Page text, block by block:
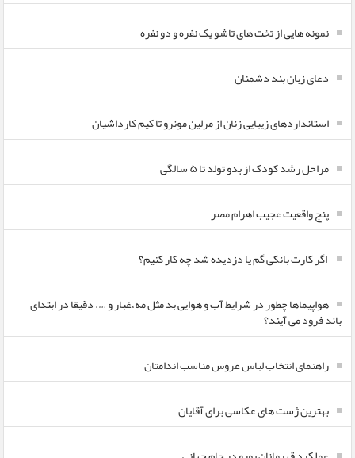
نمونه هایی از تخت های تاشو یک نفره و دو نفره
دعای زبان بند دشمنان
استانداردهای زیبایی زنان از مرلین مونرو تا کیم کارداشیان
مراحل رشد کودک از بدو تولد تا ۵ سالگی
پنج واقعیت عجیب اهرام مصر
اگر کارت بانکی گم یا دزدیده شد چه کار کنیم؟
هواپیماها چطور در شرایط آب و هوایی بد مثل مه،غبار و …. دقیقا در ابتدای
باند فرود می آیند؟
راهنمای انتخاب لباس عروس مناسب اندامتان
بهترین ژست های عکاسی برای آقایان